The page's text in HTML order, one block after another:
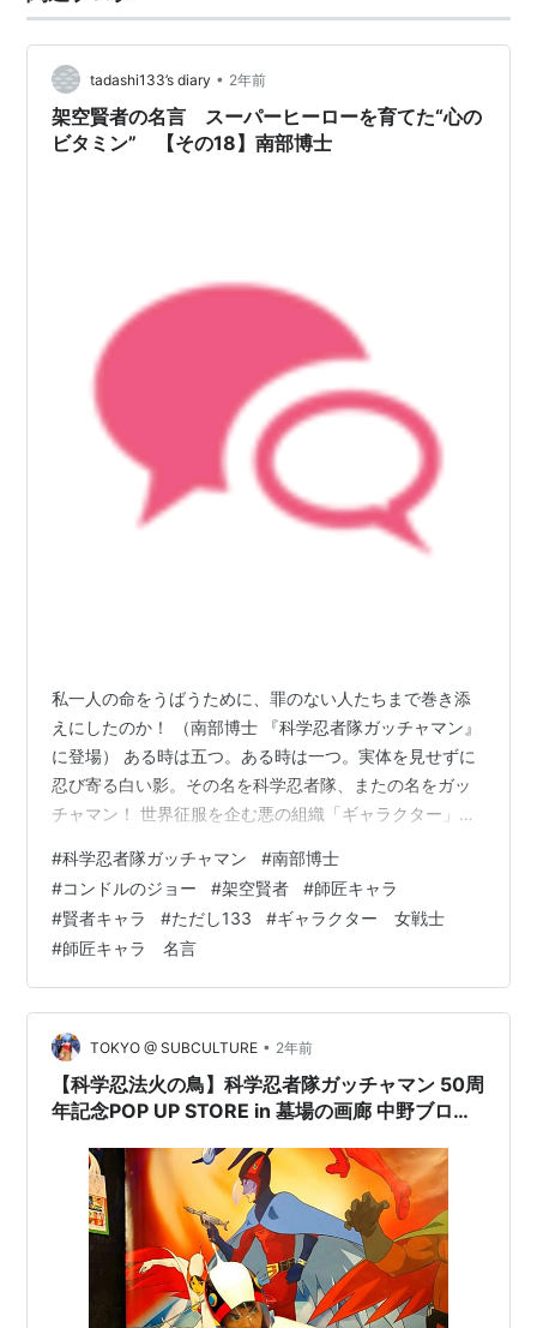
tadashi133’s diary • 2年前
架空賢者の名言 スーパーヒーローを育てた“心の
ビタミン” 【その18】南部博士
私一人の命をうばうために、罪のない人たちまで巻き添
えにしたのか！ （南部博士 『科学忍者隊ガッチャマン』
に登場） ある時は五つ。ある時は一つ。実体を見せずに
忍び寄る白い影。その名を科学忍者隊、またの名をガッ
チャマン！ 世界征服を企む悪の組織「ギャラクター」に
活躍を描くアニメ。それが、『科学忍者隊ガッチャマ
ン』（1972年・タツノコプロ）です。 第31話「南部博士
暗殺計画」では、科学忍者隊の直属の上司である南部博
士が赤潮調査のため大陸横断長距離列車で現場に向かい
ます。ところが、列車には博士の暗殺を謀るギャラクタ
ーのワナが。列車内でギャラクターのメ…
#科学忍者隊ガッチャマン #南部博士
#コンドルのジョー #架空賢者 #師匠キャラ
#賢者キャラ #ただし133 #ギャラクター 女戦士
#師匠キャラ 名言
TOKYO @ SUBCULTURE • 2年前
【科学忍法火の鳥】科学忍者隊ガッチャマン 50周
年記念POP UP STORE in 墓場の画廊 中野ブロー